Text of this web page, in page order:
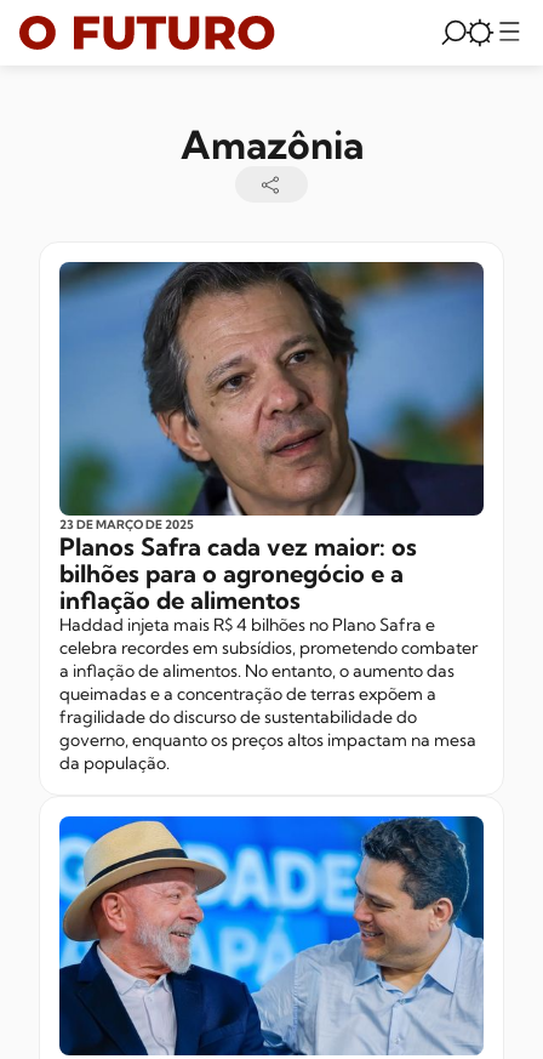
Amazônia
23 DE MARÇODE 2025
Planos Safra cada vez maior: os
bilhões para o agronegócio e a
inflação de alimentos
Haddad injeta mais R$ 4 bilhões no Plano Safra e
celebra recordes em subsídios, prometendo combater
a inflação de alimentos. No entanto, o aumento das
queimadas e a concentração de terras expõem a
fragilidade do discurso de sustentabilidade do
governo, enquanto os preços altos impactam na mesa
da população.